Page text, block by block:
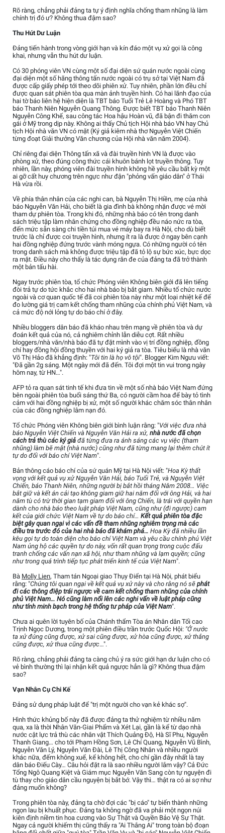
Rõ ràng, chẳng phải đảng ta tự ý định nghĩa chống tham nhũng là làm
chính trị đó ư? Không thua đậm sao?
Thu Hút Dư Luận
Đảng tiến hành trong vòng giới hạn và kín đáo một vụ xử gọi là công
khai, nhưng vẫn thu hút dư luận.
Có 30 phóng viên VN cùng một số đại diện sứ quán nước ngoài cùng
đại diện một số hãng thông tấn nước ngoài có trụ sở tại Việt Nam đã
được cấp giấy phép tới theo dõi phiên xử. Tuy nhiên, phần lớn đều chỉ
được quan sát phiên tòa qua màn ảnh truyền hình. Có hai lãnh đạo của
hai tờ báo liên hệ hiện diện là TBT báo Tuổi Trẻ Lê Hoàng và Phó TBT
báo Thanh Niên Nguyễn Quang Thông. Được biết TBT báo Thanh Niên
Nguyễn Công Khế, sau công tác Hoa hậu Hoàn vũ, đã bận đi thăm con
gái ở Mỹ trong dịp này. Không ai thấy Chủ tịch Hội nhà báo VN hay Chủ
tịch Hội nhà văn VN có mặt (Ký giả kiêm nhà thơ Nguyễn Việt Chiến
từng đoạt Giải thưởng Văn chương của Hội nhà văn năm 2004).
Chỉ riêng đại diện Thông tấn xã và đài truyền hình VN là được vào
phòng xử, theo đúng công thức cái khuôn bánh lọt truyền thông. Tuy
nhiên, lần này, phóng viên đài truyền hình không hề yêu cầu bất kỳ một
ai gỡ cất huy chương trên ngực như đận "phỏng vấn giáo dân" ở Thái
Hà vừa rồi.
Về phía thân nhân của các nghi can, bà Nguyễn Thị Hiền, mẹ của nhà
báo Nguyễn Văn Hải, cho biết là gia đình bà không nhận được vé mời
tham dự phiên tòa. Trong khi đó, những nhà báo có tên trong danh
sách triệu tập làm nhân chứng cho đồng nghiệp đều náo nức ra tòa,
đến mức sẵn sàng chi tiền túi mua vé máy bay ra Hà Nội, cho dù biết
trước là chỉ được coi truyền hình, nhưng ít ra là được ở ngay bên cạnh
hai đồng nghiệp đứng trước vành móng ngựa. Có những người có tên
trong danh sách mà không được triệu tập đã tỏ lộ sự bức xúc, bực dọc
ra mặt. Điều này cho thấy là tác dụng răn đe của đảng ta đã trở thành
một bản tấu hài.
Ngay trước phiên tòa, tổ chức Phóng viên Không biên giới đã lên tiếng
đòi trả tự do tức khắc cho hai nhà báo bị bắt giam. Nhiều tổ chức nước
ngoài và cơ quan quốc tế đã coi phiên tòa này như một loại nhiệt kế để
đo lường giá trị cam kết chống tham nhũng của chính phủ Việt Nam, và
cả mức độ nới lỏng tự do báo chí ở đây.
Nhiều bloggers dân báo đã kháo nhau trên mạng về phiên tòa và dự
đoán kết quả của nó, cả nghiêm chỉnh lẫn diễu cợt. Rất nhiều
bloggers/nhà văn/nhà báo đã tự đặt mình vào vị trí đồng nghiệp, đồng
chí hay đồng hội đồng thuyền với hai ký giả ra tòa. Tiêu biểu là nhà văn
Võ Thị Hảo đã khẳng định: "Tôi tin là họ vô tội". Blogger Kim Ngưu viết:
"Đã gần 2g sáng. Một ngày mới đã đến. Tôi đợi một tin vui trong ngày
hôm nay, từ HN…".
AFP tỏ ra quan sát tinh tế khi đưa tin về một số nhà báo Việt Nam đứng
bên ngoài phiên tòa buổi sáng thứ Ba, có người cầm hoa để bày tỏ tình
cảm với hai đồng nghiệp bị xử, một số người khác chăm sóc thân nhân
của các đồng nghiệp lâm nạn đó.
Tổ chức Phóng viên Không biên giới bình luận rằng: "Với việc đưa nhà
báo Nguyễn Việt Chiến và Nguyễn Văn Hải ra xử, nhà nước đã chọn
cách trả thù các ký giả đã từng đưa ra ánh sáng các vụ việc (tham
nhũng) làm bẽ mặt (nhà nước) cũng như đã từng mang lại thêm chút ít
tự do đối với báo chí Việt Nam".
Bản thông cáo báo chí của sứ quán Mỹ tại Hà Nội viết: "Hoa Kỳ thất
vọng với kết quả vụ xử Nguyễn Văn Hải, báo Tuổi Trẻ, và Nguyễn Việt
Chiến, báo Thanh Niên, những người bị bắt hồi tháng Năm 2008… Việc
bắt giữ và kết án cải tạo không giam giữ hai năm đối với ông Hải, và hai
năm tù có trừ thời gian tạm giam đối với ông Chiến, là trái với quyền hạn
dành cho nhà báo theo luật pháp Việt Nam, cũng như (đi ngược) cam
kết của giới chức Việt Nam về tự do báo chí… Kết quả phiên tòa đặc
biệt gây quan ngại vì các vấn đề tham nhũng nghiêm trọng mà các
điều tra trước đó của hai nhà báo đã khám phá… Hoa Kỳ đã nhiều lần
kêu gọi tự do toàn diện cho báo chí Việt Nam và yêu cầu chính phủ Việt
Nam ủng hộ các quyền tự do này, vốn rất quan trọng trong cuộc đấu
tranh chống các vấn nạn xã hội, như tham nhũng và lạm quyền; cũng
như trong quá trình tiếp tục phát triển kinh tế của Việt Nam".
Bà Molly Lien, Tham tán Ngoại giao Thụy Điển tại Hà Nội, phát biểu
rằng: "Chúng tôi quan ngại về kết quả vụ xử này và cho rằng nó sẽ phát
đi các thông điệp trái ngược về cam kết chống tham nhũng của chính
phủ Việt Nam… Nó cũng làm nổi lên các nghi vấn về luật pháp cũng
như tính minh bạch trong hệ thống tư pháp của Việt Nam".
Chưa ai quên lời tuyên bố của Chánh thẩm Tòa án Nhân dân Tối cao
Trịnh Ngọc Dương, trong một phiên điều trần trước Quốc Hội: "Ở nước
ta xử đúng cũng được, xử sai cũng được, xử hòa cũng được, xử thắng
cũng được, xử thua cũng được…".
Rõ ràng, chẳng phải đảng ta càng chủ ý ra sức giới hạn dư luận cho có
vẻ bình thường thì lại nhận kết quả ngược hẳn là gì? Không thua đậm
sao?
Vạn Nhân Cụ Chi Kế
Đảng sử dụng pháp luật để "trị một người cho vạn kẻ khác sợ".
Hình thức khủng bố này đã được đảng ta thử nghiệm từ nhiều năm
qua, xa là thời Nhân Văn-Giai Phẩm và Xét Lại, gần là kể từ dạo nhà
nước cật lực trả thù các nhân vật Thích Quảng Độ, Hà Sĩ Phu, Nguyễn
Thanh Giang… cho tới Phạm Hồng Sơn, Lê Chí Quang, Nguyễn Vũ Bình,
Nguyễn Văn Lý, Nguyễn Văn Đài, Lê Thị Công Nhân và nhiều người
khác nữa, đếm không xuể, kể không hết, cho chí gần đây nhất là tay
dân báo Điếu Cày… Câu hỏi đặt ra là sao nhiều người lắm vậy? Cả Đức
Tổng Ngô Quang Kiệt và Giám mục Nguyễn Văn Sang còn tự nguyện đi
tù thay cho giáo dân cầu nguyện bị bắt bớ. Vậy thì… thật ra có ai sợ như
đảng muốn không?
Trong phiên tòa này, đảng ta chờ đợi các "bị cáo" tự biến thành những
ngọn lau bị khuất phục. Đảng ta không ngờ đã va phải một ngọn núi
kiên định niềm tin hoa cương vào Sự Thật và Quyền Bảo Vệ Sự Thật.
Ngay cả người khiếm thị cũng thấy ra "Ai Thắng Ai" trong toàn bộ đoạn